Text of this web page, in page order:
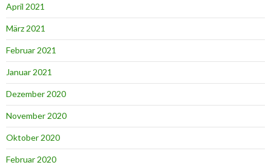
April 2021
März 2021
Februar 2021
Januar 2021
Dezember 2020
November 2020
Oktober 2020
Februar 2020